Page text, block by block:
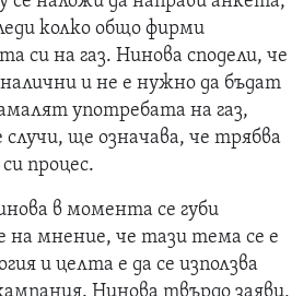
колко общо фирми
си на газ. Нинова сподели, че
и не е нужно да бъдат
употребата на газ,
ще означава, че трябва
процес.
в момента се губи
на мнение, че тази тема се е
и целта е да се използва